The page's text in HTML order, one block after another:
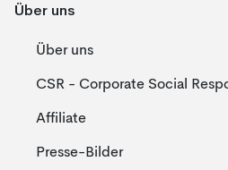
Über uns
Über uns
CSR - Corporate Social
Affiliate
Presse-Bilder